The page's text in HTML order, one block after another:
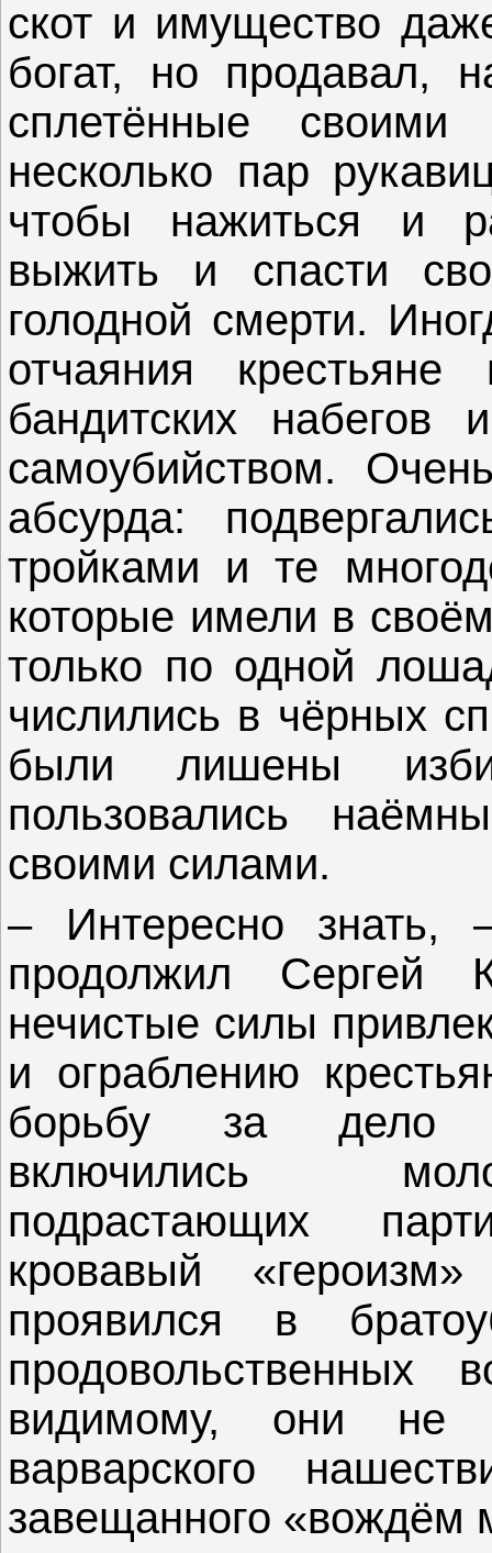
скот и имущество
богат, но продавал,
сплетённые
несколько пар
чтобы нажиться и
выжить и спасти
голодной смерти.
отчаяния крестьяне
бандитских набегов
самоубийством.
абсурда:
тройками и те
которые имели в
только по одной
числились в чёрных
были лишены
пользовались
своими силами.
– Интересно знать,
продолжил Сергей
нечистые силы
и ограблению
борьбу за дело
включились
подрастающих
кровавый
проявился в
продовольственных
видимому, они не
варварского
завещанного «вождём